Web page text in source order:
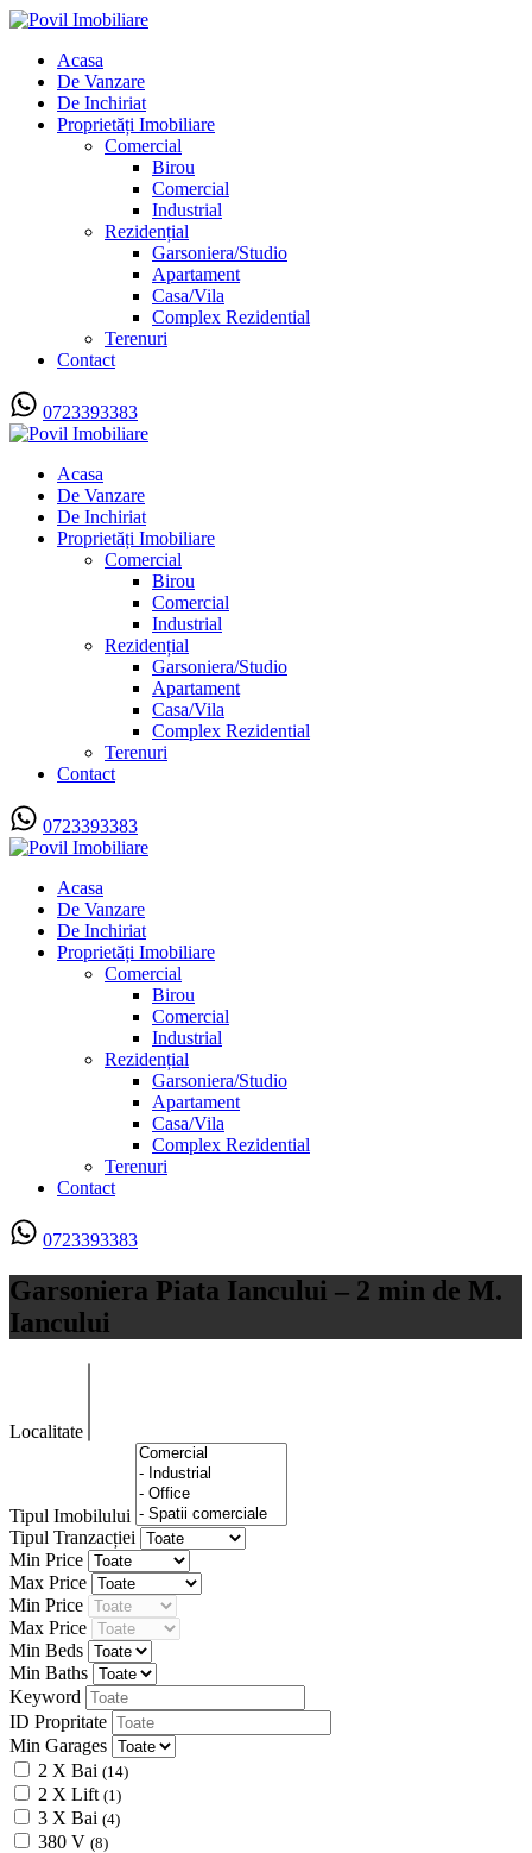
Acasa
De Vanzare
De Inchiriat
Proprietăți Imobiliare
Comercial
Birou
Comercial
Industrial
Rezidențial
Garsoniera/Studio
Apartament
Casa/Vila
Complex Rezidential
Terenuri
Contact
0723393383
Acasa
De Vanzare
De Inchiriat
Proprietăți Imobiliare
Comercial
Birou
Comercial
Industrial
Rezidențial
Garsoniera/Studio
Apartament
Casa/Vila
Complex Rezidential
Terenuri
Contact
0723393383
Acasa
De Vanzare
De Inchiriat
Proprietăți Imobiliare
Comercial
Birou
Comercial
Industrial
Rezidențial
Garsoniera/Studio
Apartament
Casa/Vila
Complex Rezidential
Terenuri
Contact
0723393383
Garsoniera Piata Iancului – 2 min de M.
Iancului
Localitate
Tipul Imobilului
Tipul Tranzacției
Min Price
Max Price
Min Price
Max Price
Min Beds
Min Baths
Keyword
ID Propritate
Min Garages
2 X Bai (14)
2 X Lift (1)
3 X Bai (4)
380 V (8)